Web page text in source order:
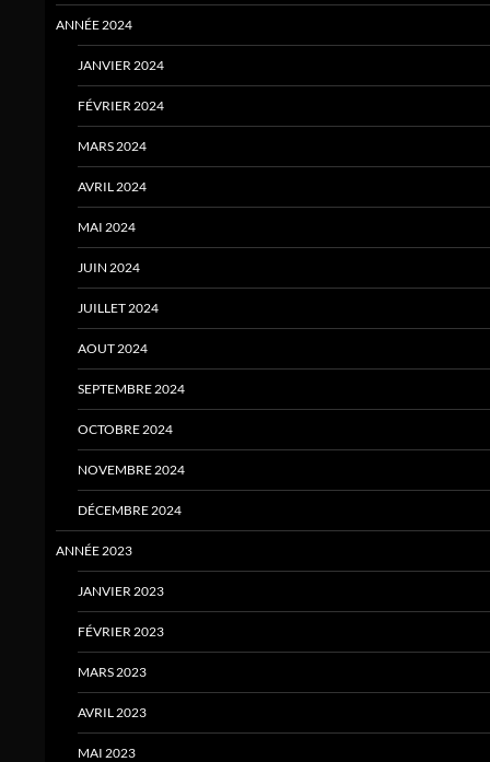
ANNÉE 2024
JANVIER 2024
FÉVRIER 2024
MARS 2024
AVRIL 2024
MAI 2024
JUIN 2024
JUILLET 2024
AOUT 2024
SEPTEMBRE 2024
OCTOBRE 2024
NOVEMBRE 2024
DÉCEMBRE 2024
ANNÉE 2023
JANVIER 2023
FÉVRIER 2023
MARS 2023
AVRIL 2023
MAI 2023